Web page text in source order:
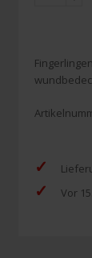
Menge
✓
✓ Vor